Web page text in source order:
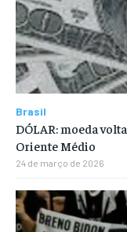
Brasil
DÓLAR: moeda
Oriente Médio
24 de março de 2026